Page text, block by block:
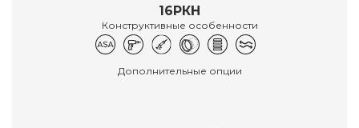
16РКН
Конструктивные особенности
Дополнительные опции